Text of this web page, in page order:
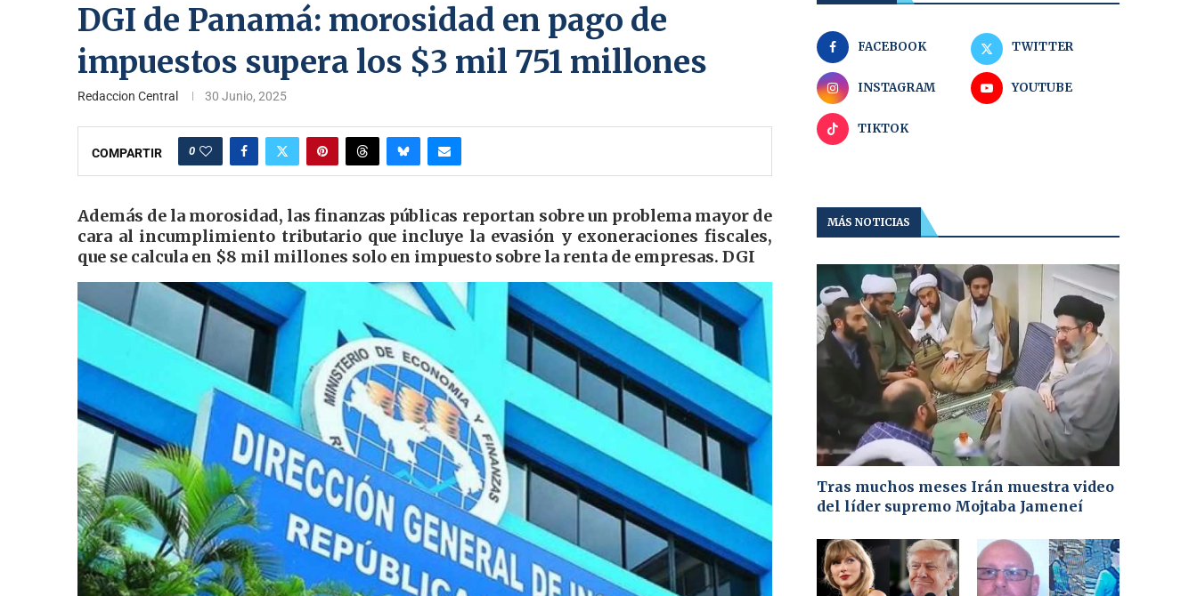
DGI de Panamá: morosidad en pago de
impuestos supera los $3 mil 751 millones
Redaccion Central 30 Junio, 2025
COMPARTIR 0
Además de la morosidad, las finanzas públicas reportan sobre un problema mayor de
cara al incumplimiento tributario que incluye la evasión y exoneraciones fiscales,
que se calcula en $8 mil millones solo en impuesto sobre la renta de empresas. DGI
FACEBOOK TWITTER
INSTAGRAM YOUTUBE
TIKTOK
MÁS NOTICIAS
Tras muchos meses Irán muestra video
del líder supremo Mojtaba Jameneí